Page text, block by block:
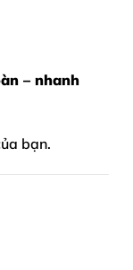
– nhanh
bạn.